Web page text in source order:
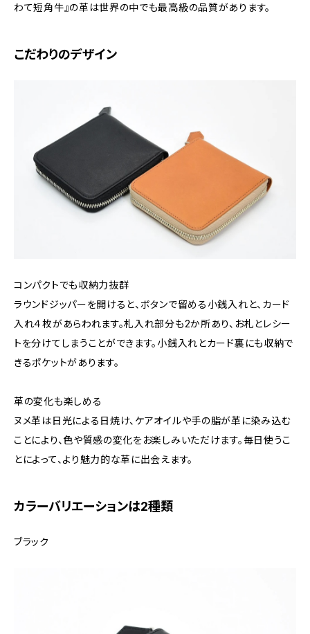
わて短角牛』の革は世界の中でも最高級の品質があります。
こだわりのデザイン
コンパクトでも収納力抜群
ラウンドジッパーを開けると、ボタンで留める小銭入れと、カード
入れ４枚があらわれます。札入れ部分も2か所あり、お札とレシー
トを分けてしまうことができます。小銭入れとカード裏にも収納で
きるポケットがあります。
革の変化も楽しめる
ヌメ革は日光による日焼け、ケアオイルや手の脂が革に染み込む
ことにより、色や質感の変化をお楽しみいただけます。毎日使うこ
とによって、より魅力的な革に出会えます。
カラーバリエーションは2種類
ブラック